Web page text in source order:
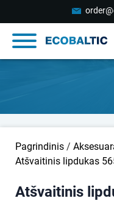
Pagrindinis /
Atšvaitinis lipdukas
Atšvaitinis